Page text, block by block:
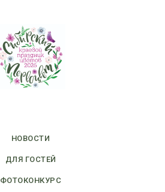
НОВОСТИ
ДЛЯ ГОСТЕЙ
ФОТОКОНКУРС